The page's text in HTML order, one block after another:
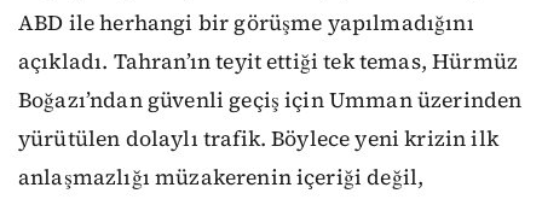
ABD ile herhangi bir görüşme yapılmadığını
açıkladı. Tahran’ın teyit ettiği tek temas, Hürmüz
Boğazı’ndan güvenli geçiş için Umman üzerinden
yürütülen dolaylı trafik. Böylece yeni krizin ilk
anlaşmazlığı müzakerenin içeriği değil,